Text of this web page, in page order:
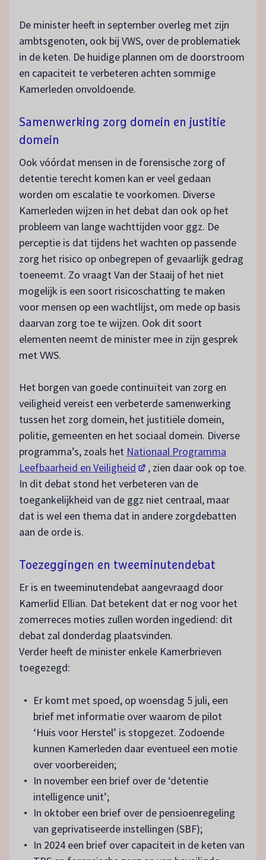
De minister heeft in september overleg met zijn
ambtsgenoten, ook bij VWS, over de problematiek
in de keten. De huidige plannen om de doorstroom
en capaciteit te verbeteren achten sommige
Kamerleden onvoldoende.
Samenwerking zorg domein en justitie
domein
Ook vóórdat mensen in de forensische zorg of
detentie terecht komen kan er veel gedaan
worden om escalatie te voorkomen. Diverse
Kamerleden wijzen in het debat dan ook op het
probleem van lange wachttijden voor ggz. De
perceptie is dat tijdens het wachten op passende
zorg het risico op onbegrepen of gevaarlijk gedrag
toeneemt. Zo vraagt Van der Staaij of het niet
mogelijk is een soort risicoschatting te maken
voor mensen op een wachtlijst, om mede op basis
daarvan zorg toe te wijzen. Ook dit soort
elementen neemt de minister mee in zijn gesprek
met VWS.
Het borgen van goede continuïteit van zorg en
veiligheid vereist een verbeterde samenwerking
tussen het zorg domein, het justitiële domein,
politie, gemeenten en het sociaal domein. Diverse
programma’s, zoals het Nationaal Programma
Leefbaarheid en Veiligheid (opent in een nieuw tabblad)
, zien daar ook op toe.
In dit debat stond het verbeteren van de
toegankelijkheid van de ggz niet centraal, maar
dat is wel een thema dat in andere zorgdebatten
aan de orde is.
Toezeggingen en tweeminutendebat
Er is en tweeminutendebat aangevraagd door
Kamerlid Ellian. Dat betekent dat er nog voor het
zomerreces moties zullen worden ingediend: dit
debat zal donderdag plaatsvinden.
Verder heeft de minister enkele Kamerbrieven
toegezegd:
Er komt met spoed, op woensdag 5 juli, een
brief met informatie over waarom de pilot
‘Huis voor Herstel’ is stopgezet. Zodoende
kunnen Kamerleden daar eventueel een motie
over voorbereiden;
In november een brief over de ‘detentie
intelligence unit’;
In oktober een brief over de pensioenregeling
van geprivatiseerde instellingen (SBF);
In 2024 een brief over capaciteit in de keten van